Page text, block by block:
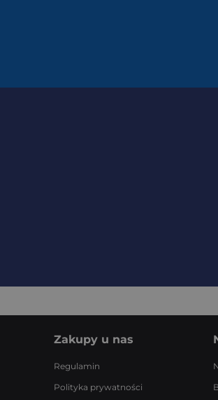
Zakupy u nas
Regulamin
Polityka prywatności